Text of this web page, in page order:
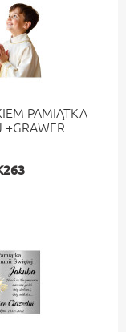
PAMIĄTKA
+GRAWER